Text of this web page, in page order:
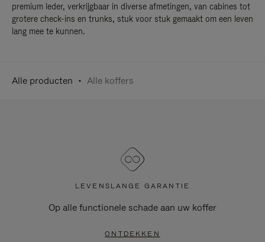
premium leder, verkrijgbaar in diverse afmetingen, van cabines tot
grotere check-ins en trunks, stuk voor stuk gemaakt om een leven
lang mee te kunnen.
Alle producten Alle koffers
LEVENSLANGE GARANTIE
Op alle functionele schade aan uw koffer
ONTDEKKEN